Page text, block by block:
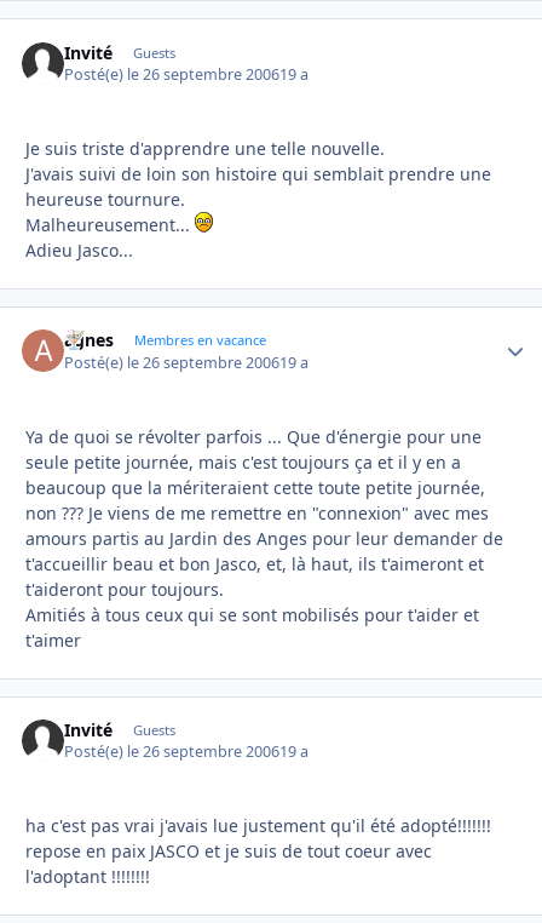
Invité Guests
Posté(e) le 26 septembre 200619 a
Je suis triste d'apprendre une telle nouvelle.
J'avais suivi de loin son histoire qui semblait prendre une
heureuse tournure.
Malheureusement...
Adieu Jasco...
agnes Membres en vacance
Posté(e) le 26 septembre 200619 a
Ya de quoi se révolter parfois ... Que d'énergie pour une
seule petite journée, mais c'est toujours ça et il y en a
beaucoup que la mériteraient cette toute petite journée,
non ??? Je viens de me remettre en "connexion" avec mes
amours partis au Jardin des Anges pour leur demander de
t'accueillir beau et bon Jasco, et, là haut, ils t'aimeront et
t'aideront pour toujours.
Amitiés à tous ceux qui se sont mobilisés pour t'aider et
t'aimer
Invité Guests
Posté(e) le 26 septembre 200619 a
ha c'est pas vrai j'avais lue justement qu'il été adopté!!!!!!!
repose en paix JASCO et je suis de tout coeur avec
l'adoptant !!!!!!!!